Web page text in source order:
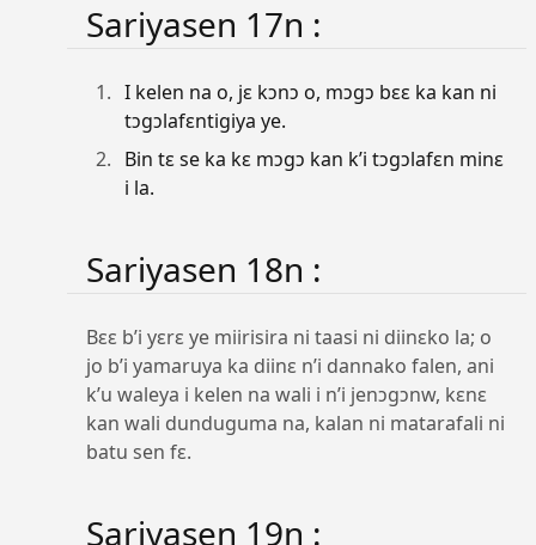
Sariyasen 17n :
I kelen na o, jɛ kɔnɔ o, mɔgɔ bɛɛ ka kan ni
tɔgɔlafɛntigiya ye.
Bin tɛ se ka kɛ mɔgɔ kan k’i tɔgɔlafɛn minɛ
i la.
Sariyasen 18n :
Bɛɛ b’i yɛrɛ ye miirisira ni taasi ni diinɛko la; o
jo b’i yamaruya ka diinɛ n’i dannako falen, ani
k’u waleya i kelen na wali i n’i jenɔgɔnw, kɛnɛ
kan wali dunduguma na, kalan ni matarafali ni
batu sen fɛ.
Sariyasen 19n :